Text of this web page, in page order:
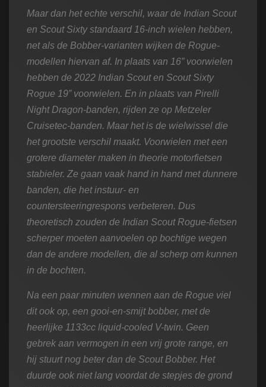
Maar dan het echte verschil, waar de Indian Scout
en Scout Sixty standaard 16-inch wielen hebben,
net als de Bobber-varianten wijken de Rogue-
modellen hiervan af. In plaats van 16” voorwielen
hebben de 2022 Indian Scout en Scout Sixty
Rogue 19” voorwielen. En in plaats van Pirelli
Night Dragon-banden, rijden ze op Metzeler
Cruisetec-banden. Maar het is de wielwissel die
het grootste verschil maakt. Voorwielen met een
grotere diameter maken in theorie motorfietsen
stabieler. Ze gaan vaak hand in hand met dunnere
banden, die het instuur- en
countersteeringrespons verbeteren. Dus
theoretisch zouden de Indian Scout Rogue-fietsen
scherper moeten aanvoelen op bochtige wegen
dan de andere modellen, die al scherp om kunnen
in de bochten.
Na een paar minuten wennen aan de Rogue viel
dit ook op, een gooi-en-smijt bobber, met de
heerlijke 1133cc liquid-cooled V-twin. Geen
gebrek aan vermogen in een vrij grote range, en
hij stuurt nog beter dan de Scout Bobber. Het
duurde ook niet lang voordat de stepjes de grond